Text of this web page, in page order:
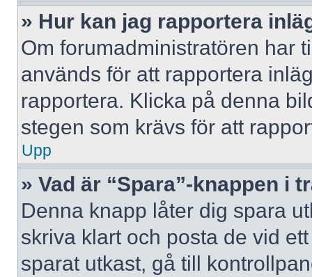
» Hur kan jag rapportera
Om forumadministratören har
används för att rapportera
rapportera. Klicka på denna
stegen som krävs för att
Upp
» Vad är “Spara”-knappen i
Denna knapp låter dig spara
skriva klart och posta de vid
sparat utkast, gå till